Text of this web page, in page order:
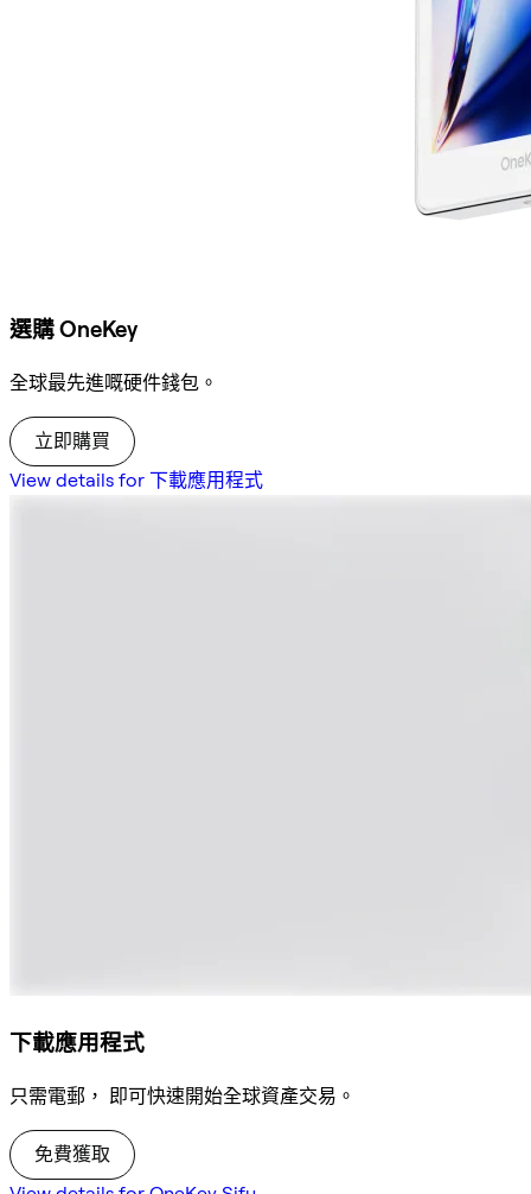
選購 OneKey
全球最先進嘅硬件錢包。
立即購買
View details for 下載應用程式
下載應用程式
只需電郵， 即可快速開始全球資產交易。
免費獲取